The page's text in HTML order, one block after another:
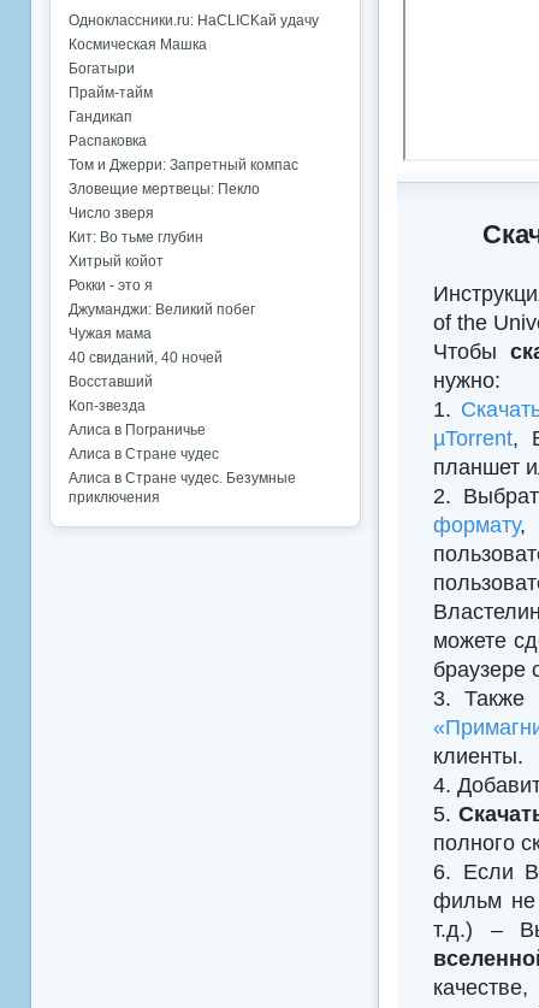
of the
Чтобы
нужно:
1.
µTorrent,
планшет
2.
формату,
можете
браузере
3. Также
клиенты.
4.
5.
полного
6. Если
фильм не
т.д.) –
Одноклассники.ru: НаCLICKай удачу
Космическая Машка
Богатыри
Прайм-тайм
Гандикап
Распаковка
Том и Джерри: Запретный компас
Зловещие мертвецы: Пекло
Число зверя
Кит: Во тьме глубин
Хитрый койот
Рокки - это я
Джуманджи: Великий побег
Чужая мама
40 свиданий, 40 ночей
Восставший
Коп-звезда
Алиса в Пограничье
Алиса в Стране чудес
Алиса в Стране чудес. Безумные
приключения